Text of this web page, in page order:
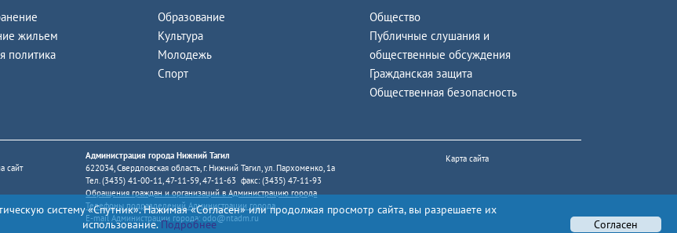
жильем
политика
Образование
Культура
Молодежь
Спорт
Общество
Публичные слушания и
общественные обсуждения
Гражданская защита
Общественная безопасность
сайт
Администрация города Нижний Тагил
622034, Свердловская область, г. Нижний Тагил, ул. Пархоменко, 1а
Тел. (3435) 41-00-11, 47-11-59, 47-11-63 факс: (3435) 47-11-93
Обращения граждан и организаций в Администрацию города
Телефоны подразделений Администрации города
E-mail Администрации города:odo@ntadm.ru
Карта сайта
систему «Спутник». Нажимая «Согласен» или продолжая просмотр сайта, вы разрешаете их
использование.Подробнее Согласен